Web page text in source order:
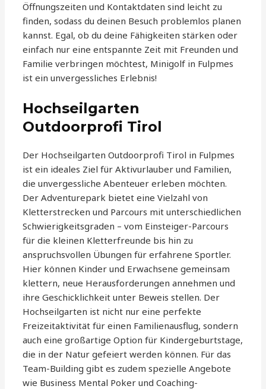
Öffnungszeiten und Kontaktdaten sind leicht zu
finden, sodass du deinen Besuch problemlos planen
kannst. Egal, ob du deine Fähigkeiten stärken oder
einfach nur eine entspannte Zeit mit Freunden und
Familie verbringen möchtest, Minigolf in Fulpmes
ist ein unvergessliches Erlebnis!
Hochseilgarten
Outdoorprofi Tirol
Der Hochseilgarten Outdoorprofi Tirol in Fulpmes
ist ein ideales Ziel für Aktivurlauber und Familien,
die unvergessliche Abenteuer erleben möchten.
Der Adventurepark bietet eine Vielzahl von
Kletterstrecken und Parcours mit unterschiedlichen
Schwierigkeitsgraden – vom Einsteiger-Parcours
für die kleinen Kletterfreunde bis hin zu
anspruchsvollen Übungen für erfahrene Sportler.
Hier können Kinder und Erwachsene gemeinsam
klettern, neue Herausforderungen annehmen und
ihre Geschicklichkeit unter Beweis stellen. Der
Hochseilgarten ist nicht nur eine perfekte
Freizeitaktivität für einen Familienausflug, sondern
auch eine großartige Option für Kindergeburtstage,
die in der Natur gefeiert werden können. Für das
Team-Building gibt es zudem spezielle Angebote
wie Business Mental Poker und Coaching-